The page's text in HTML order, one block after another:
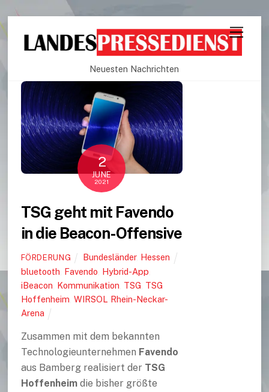
Neuesten Nachrichten
2
JUNE
2021
TSG geht mit Favendo
in die Beacon-Offensive
FÖRDERUNG Bundesländer, Hessen
bluetooth Favendo Hybrid-App
iBeacon Kommunikation TSG TSG
Hoffenheim WIRSOL Rhein-Neckar-
Arena
Zusammen mit dem bekannten
Technologieunternehmen Favendo
aus Bamberg realisiert der TSG
Hoffenheimdie bisher größte